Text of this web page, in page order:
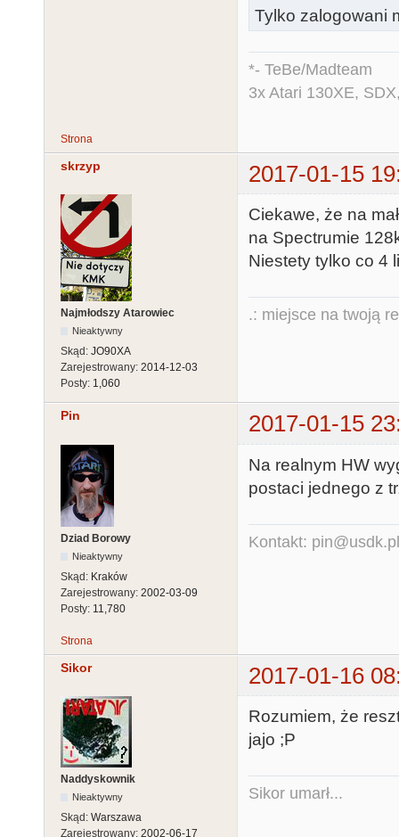
Tylko zalogowani
*- TeBe/Madteam
3x Atari 130XE,
Strona
skrzyp 2017-01-15
Najmłodszy Atarowiec
Nieaktywny
Skąd: JO90XA
Zarejestrowany: 2014-12-03
Posty: 1,060
Ciekawe, że na
na Spectrumie
Niestety tylko co 4
.: miejsce na twoją
Pin 2017-01-15
Dziad Borowy
Nieaktywny
Skąd: Kraków
Zarejestrowany: 2002-03-09
Posty: 11,780
Na realnym HW
postaci jednego z
Kontakt: pin@usdk.pl
Strona
Sikor 2017-01-16
Naddyskownik
Nieaktywny
Skąd: Warszawa
Zarejestrowany: 2002-06-17
Rozumiem, że
jajo ;P
Sikor umarł...